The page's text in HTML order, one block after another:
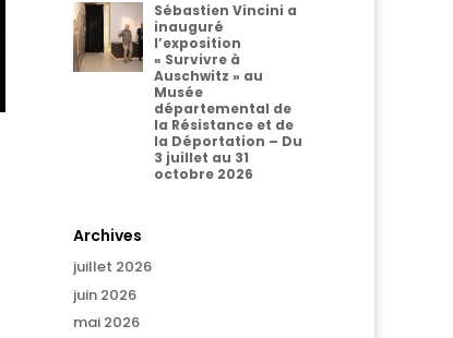
Sébastien Vincini a
inauguré
l’exposition
« Survivre à
Auschwitz » au
Musée
départemental de
la Résistance et de
la Déportation – Du
3 juillet au 31
octobre 2026
Archives
juillet 2026
juin 2026
mai 2026